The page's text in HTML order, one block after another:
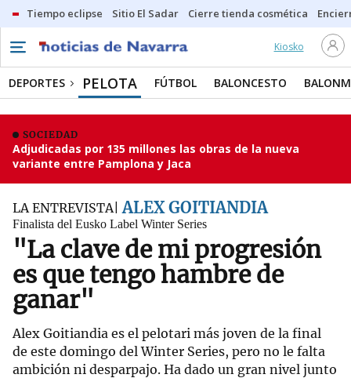
Tiempo eclipse Sitio El Sadar Cierre tienda cosmética
Kiosko
DEPORTES PELOTA FÚTBOL BALONCESTO
SOCIEDAD
Adjudicadas por 135 millones las obras de la nueva
variante entre Pamplona y Jaca
LA ENTREVISTA ALEX GOITIANDIA
Finalista del Eusko Label Winter Series
"La clave de mi progresión
es que tengo hambre de
ganar"
Alex Goitiandia es el pelotari más joven de la final
de este domingo del Winter Series, pero no le falta
ambición ni desparpajo. Ha dado un gran nivel junto